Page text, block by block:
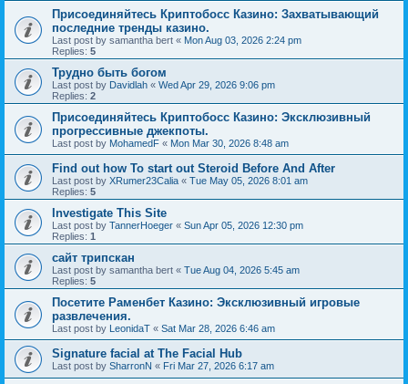
Присоединяйтесь Криптобосс Казино: Захватывающий
последние тренды казино.
Last post by samantha bert « Mon Aug 03, 2026 2:24 pm
Replies: 5
Трудно быть богом
Last post by Davidlah « Wed Apr 29, 2026 9:06 pm
Replies: 2
Присоединяйтесь Криптобосс Казино: Эксклюзивный
прогрессивные джекпоты.
Last post by MohamedF « Mon Mar 30, 2026 8:48 am
Find out how To start out Steroid Before And After
Last post by XRumer23Calia « Tue May 05, 2026 8:01 am
Replies: 5
Investigate This Site
Last post by TannerHoeger « Sun Apr 05, 2026 12:30 pm
Replies: 1
сайт трипскан
Last post by samantha bert « Tue Aug 04, 2026 5:45 am
Replies: 5
Посетите Раменбет Казино: Эксклюзивный игровые
развлечения.
Last post by LeonidaT « Sat Mar 28, 2026 6:46 am
Signature facial at The Facial Hub
Last post by SharronN « Fri Mar 27, 2026 6:17 am